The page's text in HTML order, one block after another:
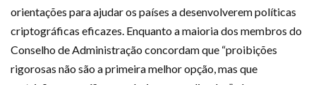
orientações para ajudar os países a desenvolverem políticas
criptográficas eficazes. Enquanto a maioria dos membros do
Conselho de Administração concordam que “proibições
rigorosas não são a primeira melhor opção, mas que